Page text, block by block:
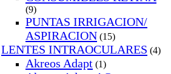
(9)
PUNTAS IRRIGACION/
ASPIRACION (15)
LENTES INTRAOCULARES (4)
Akreos Adapt (1)